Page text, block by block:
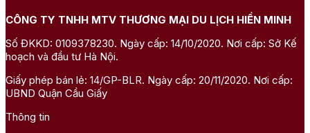
CÔNG TY TNHH MTV THƯƠNG MẠI DU LỊCH HIỀN MINH
Số ĐKKD: 0109378230. Ngày cấp: 14/10/2020. Nơi cấp: Sở Kế
hoạch và đầu tư Hà Nội.
Giấy phép bán lẻ: 14/GP-BLR. Ngày cấp: 20/11/2020. Nơi cấp:
UBND Quận Cầu Giấy
Thông tin